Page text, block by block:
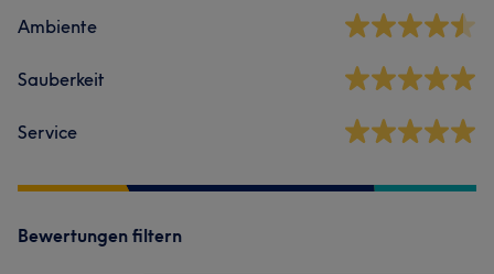
Ambiente
Sauberkeit
Service
Bewertungen filtern